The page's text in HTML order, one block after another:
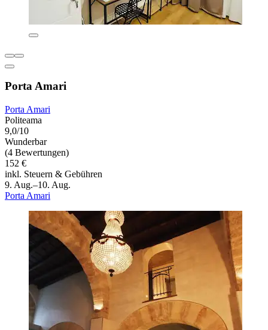
Porta Amari
Porta Amari
Politeama
9,0/10
Wunderbar
(4 Bewertungen)
152 €
inkl. Steuern & Gebühren
9. Aug.–10. Aug.
Porta Amari